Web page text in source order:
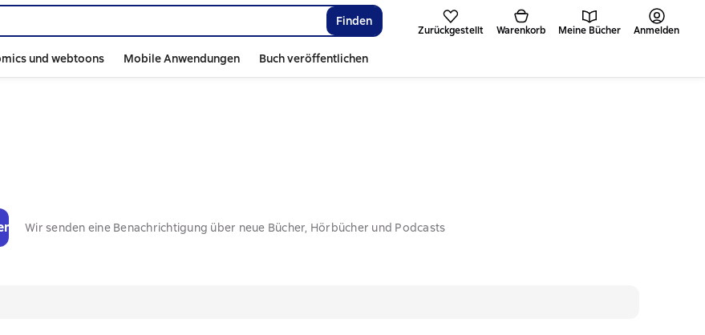
Finden
Zurückgestellt Warenkorb Meine Bücher Anmelden
und webtoons Mobile Anwendungen Buch veröffentlichen
Wir senden eine Benachrichtigung über neue Bücher, Hörbücher und Podcasts